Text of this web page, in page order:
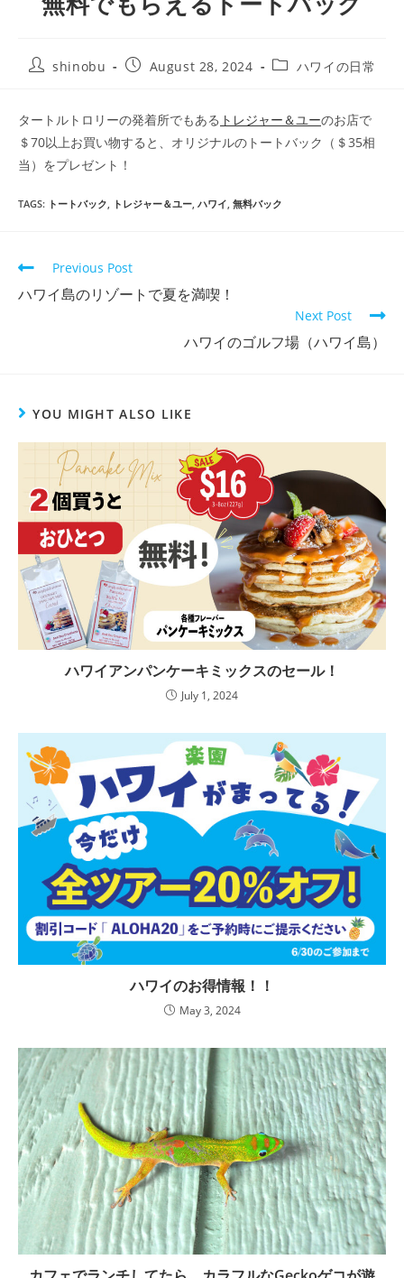
shinobu August 28, 2024 ハワイの日常
タートルトロリーの発着所でもある トレジャー＆ユーのお店で
＄70以上お買い物すると、オリジナルのトートバック（＄35相
当）をプレゼント！
TAGS: トートバック, トレジャー＆ユー, ハワイ, 無料バック
Previous Post
ハワイ島のリゾートで夏を満喫！
Next Post
ハワイのゴルフ場（ハワイ島）
YOU MIGHT ALSO LIKE
ハワイアンパンケーキミックスのセール！
July 1, 2024
ハワイのお得情報！！
May 3, 2024